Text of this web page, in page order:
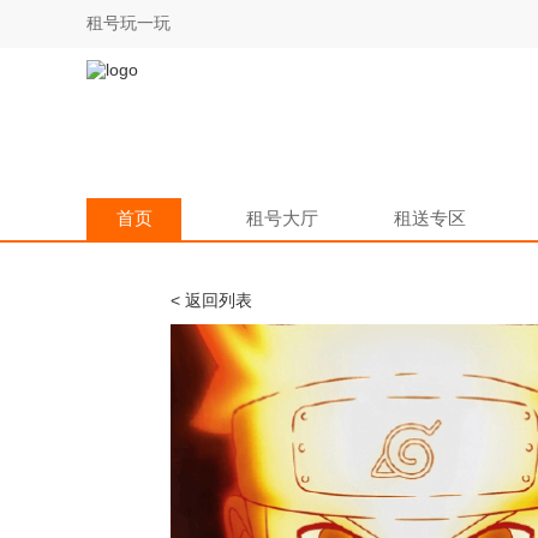
租号玩一玩
首页 租号大厅 租送专区
< 返回列表